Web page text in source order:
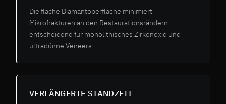
Die flache Diamantoberfläche minimiert
Mikrofrakturen an den Restaurationsrändern —
entscheidend für monolithisches Zirkonoxid und
ultradünne Veneers.
VERLÄNGERTE STANDZEIT